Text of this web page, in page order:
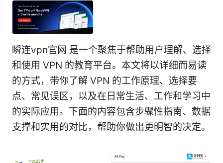
瞬连vpn官网 是一个聚焦于帮助用户理解、选择
和使用 VPN 的教育平台。本文将以详细而易读
的方式，带你了解 VPN 的工作原理、选择要
点、常见误区，以及在日常生活、工作和学习中
的实际应用。下面的内容包含步骤性指南、数据
支撑和实用的对比，帮助你做出更明智的决定。